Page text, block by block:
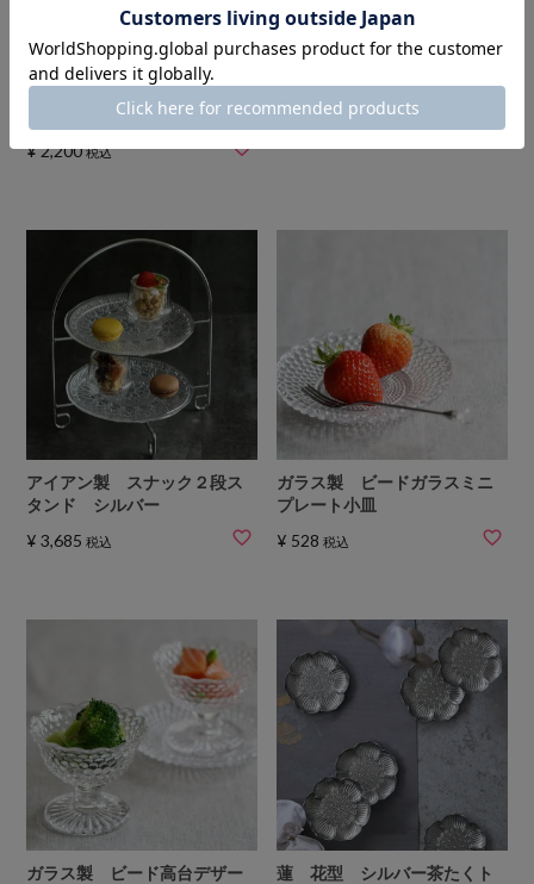
チャージャーアンダープレー
ト ホワイトデコラティブ
¥2,200 税込
¥1,210税込〜
アイアン製 スナック２段ス
タンド シルバー
¥ 3,685 税込
ガラス製 ビードガラスミニ
プレート小皿
¥ 528 税込
ガラス製 ビード高台デザー
蓮 花型 シルバー茶たくト